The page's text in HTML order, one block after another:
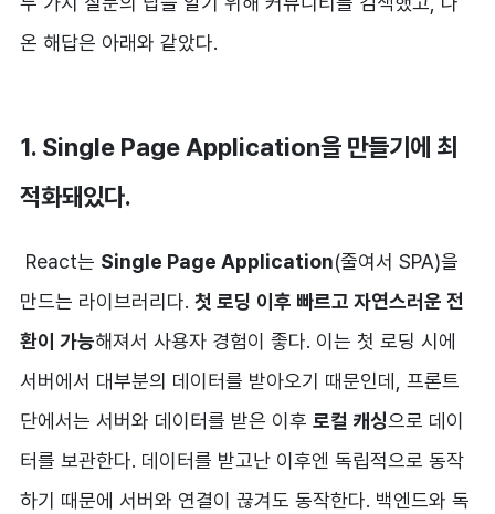
온 해답은 아래와 같았다.
1. Single Page Application을 만들기에 최
적화돼있다.
React는 Single Page Application(줄여서 SPA)을
만드는 라이브러리다. 첫 로딩 이후 빠르고 자연스러운 전
환이 가능해져서 사용자 경험이 좋다. 이는 첫 로딩 시에
서버에서 대부분의 데이터를 받아오기 때문인데, 프론트
단에서는 서버와 데이터를 받은 이후 로컬 캐싱으로 데이
터를 보관한다. 데이터를 받고난 이후엔 독립적으로 동작
하기 때문에 서버와 연결이 끊겨도 동작한다. 백엔드와 독